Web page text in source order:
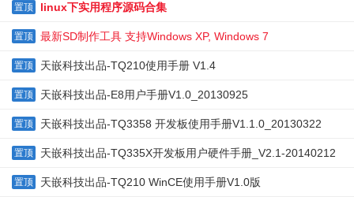
置顶 linux下实用程序源码合集
置顶 最新SD制作工具 支持Windows XP, Windows 7
置顶 天嵌科技出品-TQ210使用手册 V1.4
置顶 天嵌科技出品-E8用户手册V1.0_20130925
置顶 天嵌科技出品-TQ3358 开发板使用手册V1.1.0_20130322
置顶 天嵌科技出品-TQ335X开发板用户硬件手册_V2.1-20140212
置顶 天嵌科技出品-TQ210 WinCE使用手册V1.0版